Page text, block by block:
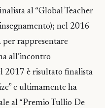
al “Global Teacher
nel 2016
per rappresentare
all’incontro
2017 è risultato finalista
e ultimamente ha
al “Premio Tullio De